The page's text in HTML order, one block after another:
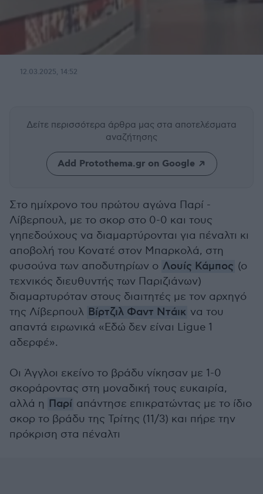
12.03.2025, 14:52
Δείτε περισσότερα άρθρα μας στα αποτελέσματα
αναζήτησης
Add Protothema.gr on Google
Στο ημίχρονο του πρώτου αγώνα Παρί -
Λίβερπουλ, με το σκορ στο 0-0 και τους
γηπεδούχους να διαμαρτύρονται για πέναλτι κι
αποβολή του Κονατέ στον Μπαρκολά, στη
φυσούνα των αποδυτηρίων ο Λουίς Κάμπος (ο
τεχνικός διευθυντής των Παριζιάνων)
διαμαρτυρόταν στους διαιτητές με τον αρχηγό
της Λίβερπουλ Βίρτζιλ Φαντ Ντάικ να του
απαντά ειρωνικά «Εδώ δεν είναι Ligue 1
αδερφέ».
Οι Άγγλοι εκείνο το βράδυ νίκησαν με 1-0
σκοράροντας στη μοναδική τους ευκαιρία,
αλλά η Παρί απάντησε επικρατώντας με το ίδιο
σκορ το βράδυ της Τρίτης (11/3) και πήρε την
πρόκριση στα πέναλτι